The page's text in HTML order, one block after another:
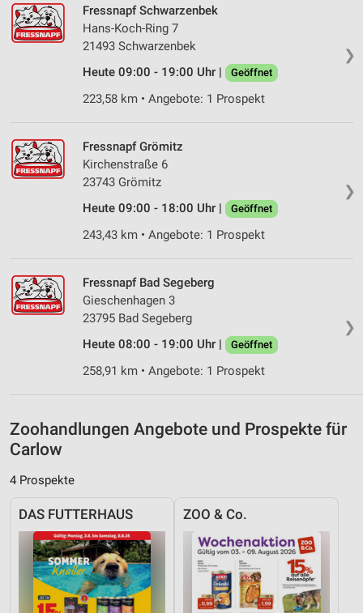
❯
Fressnapf Schwarzenbek
Hans-Koch-Ring 7
21493 Schwarzenbek
Heute 09:00 - 19:00 Uhr |
Geöffnet
223,58 km • Angebote: 1 Prospekt
❯
Fressnapf Grömitz
Kirchenstraße 6
23743 Grömitz
Heute 09:00 - 18:00 Uhr |
Geöffnet
243,43 km • Angebote: 1 Prospekt
❯
Fressnapf Bad Segeberg
Gieschenhagen 3
23795 Bad Segeberg
Heute 08:00 - 19:00 Uhr |
Geöffnet
258,91 km • Angebote: 1 Prospekt
Zoohandlungen Angebote und Prospekte für
Carlow
4 Prospekte
DAS FUTTERHAUS ZOO & Co.
Werbung
Verwendung von Profilen zur Auswahl
personalisierter Werbung
von Inhalten
personalisierter Inhalte
Messung der Werbeleistung
Messung der Performance von Inhalten
Quellen
Entwicklung und Verbesserung der Angebote
Verwendung reduzierter Daten zur Auswahl von
Geräte anhand von aktiv angeforderten
Informationen identifizieren
Nicht-IAB-Verarbeitungszwecke:
Notwendig
Performance
Funktional
Werbung